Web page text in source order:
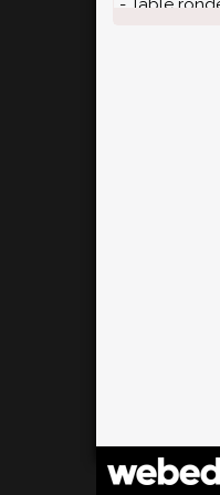
- Table